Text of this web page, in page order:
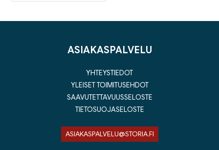
ASIAKASPALVELU
YHTEYSTIEDOT
YLEISET TOIMITUSEHDOT
SAAVUTETTAVUUSSELOSTE
TIETOSUOJASELOSTE
ASIAKASPALVELU@STORIA.FI